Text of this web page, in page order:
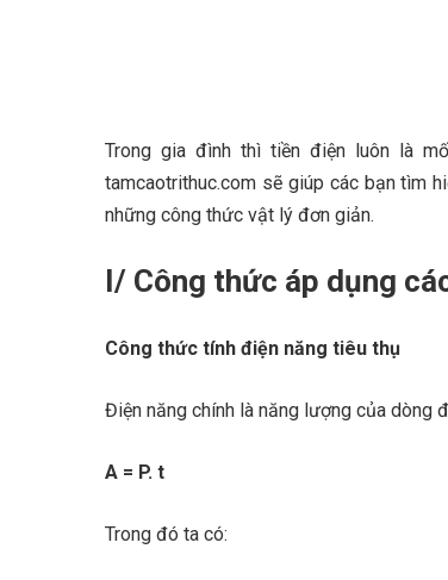
Trong gia đình thì tiền điện luôn là
tamcaotrithuc.com sẽ giúp các bạn tìm
những công thức vật lý đơn giản.
I/ Công thức áp dụng
Công thức tính điện năng tiêu thụ
Điện năng chính là năng lượng của dòng
A = P. t
Trong đó ta có: